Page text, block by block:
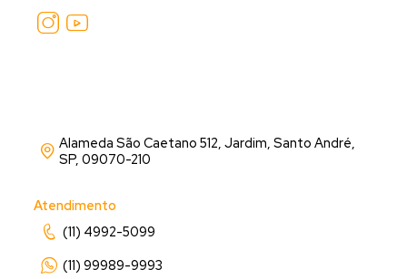
Alameda São Caetano 512, Jardim, Santo André,
SP, 09070-210
Atendimento
(11) 4992-5099
(11) 99989-9993